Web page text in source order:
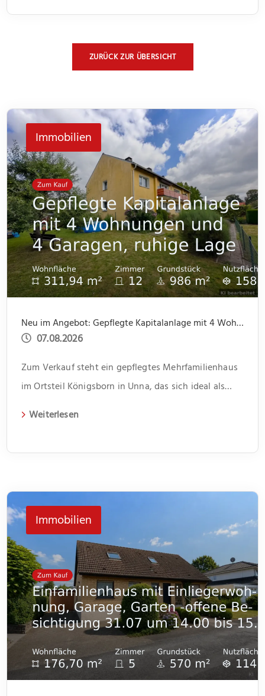
ZURÜCK ZUR ÜBERSICHT
Immobilien
Neu im Angebot: Gepflegte Kapitalanlage mit 4 Wohnungen und 4 Garagen, ruhige Lage
07.08.2026
Zum Verkauf steht ein gepflegtes Mehrfamilienhaus
im Ortsteil Königsborn in Unna, das sich ideal als
[…]
Weiterlesen
Immobilien